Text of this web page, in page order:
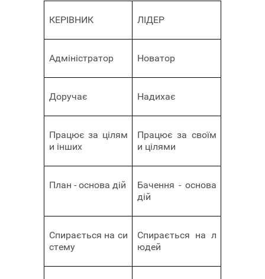
КЕРІВНИК ЛІДЕР
Адміністратор Новатор
Доручає Надихає
Працює за цілям
и інших
Працює за своїм
и цілями
План - основа дій
Бачення - основа
дій
Спирається на си
стему
Спирається на л
юдей